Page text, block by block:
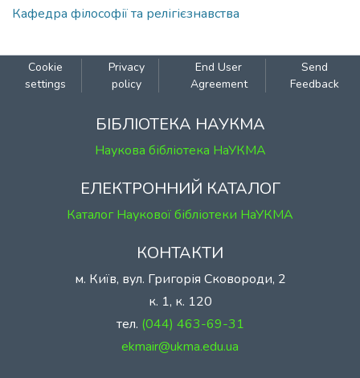
Кафедра філософії та релігієзнавства
Cookie
settings
Privacy
policy
End User
Agreement
Send
Feedback
БІБЛІОТЕКА НАУКМА
Наукова бібліотека НаУКМА
ЕЛЕКТРОННИЙ КАТАЛОГ
Каталог Наукової бібліотеки НаУКМА
КОНТАКТИ
м. Київ, вул. Григорія Сковороди, 2
к. 1, к. 120
тел. (044) 463-69-31
ekmair@ukma.edu.ua